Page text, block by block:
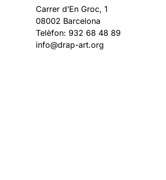
Carrer d’En Groc, 1
08002 Barcelona
Telèfon: 932 68 48 89
info@drap-art.org